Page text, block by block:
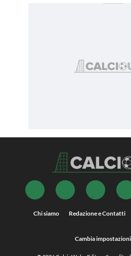
Chi siamo Redazione e Contatti
Cambia